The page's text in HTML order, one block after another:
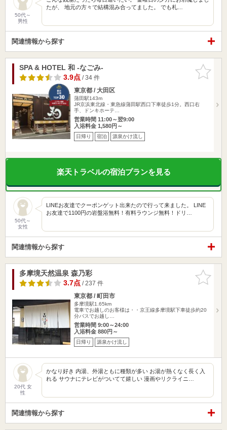
50代～
男性
たが、 地元の方々で結構混み合ってました。 でも札…
関連情報から探す
お気に入
りに追加
SPA & HOTEL 和 -なごみ-
3.9点/ 34 件
東京都 / 大田区
蒲田駅143m
JR京浜東北線・東急線蒲田駅西口下車徒歩1分。西口右
手、ドンキホーテ…
営業時間 11:00～翌9:00
入浴料金 1,580円～
日帰り 宿泊 源泉かけ流し
楽天トラベルの宿泊プランを見る
50代～
女性
LINEお友達でクーポンゲット出来たので行って来ました。 LINE
お友達で1100円の岩盤浴無料！有料ラウンジ無料！ドリ…
関連情報から探す
お気に入
りに追加
多摩境天然温泉 森乃彩
3.7点/ 237 件
東京都 / 町田市
多摩境駅1.65km
電車でお越しのお客様は・・京王線多摩境駅下車徒歩約20
分バスでお越し…
営業時間 9:00～24:00
入浴料金 880円～
日帰り 源泉かけ流し
20代 女
性
かなり好き 内湯、外湯ともに種類が多い お湯が熱くなく長く入
れる サウナにテレビがついてて嬉しい 漫画やリクライニ…
関連情報から探す